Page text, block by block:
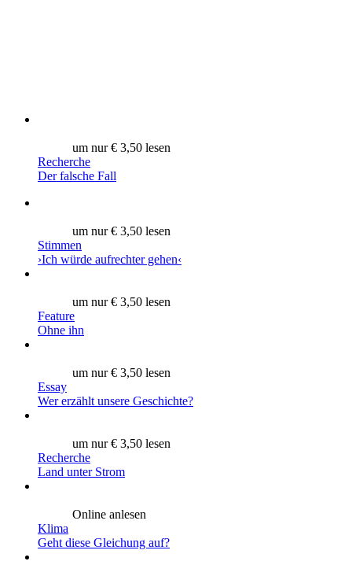
um nur € 3,50 lesen
Recherche
Der falsche Fall
um nur € 3,50 lesen
Stimmen
›Ich würde aufrechter gehen‹
um nur € 3,50 lesen
Feature
Ohne ihn
um nur € 3,50 lesen
Essay
Wer erzählt unsere Geschichte?
um nur € 3,50 lesen
Recherche
Land unter Strom
Online anlesen
Klima
Geht diese Gleichung auf?